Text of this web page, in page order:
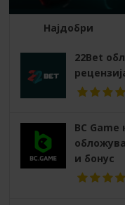
Најдобри
22Bet
BC Game
и бонус